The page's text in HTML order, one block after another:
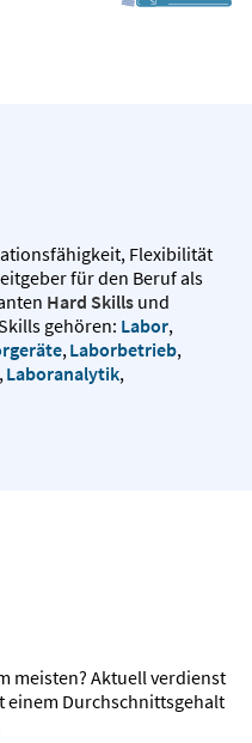
Flexibilität
für den Beruf als
Hard Skills und
gehören: Labor,
, Laborbetrieb,
Laboranalytik,
meisten? Aktuell verdienst
einem Durchschnittsgehalt